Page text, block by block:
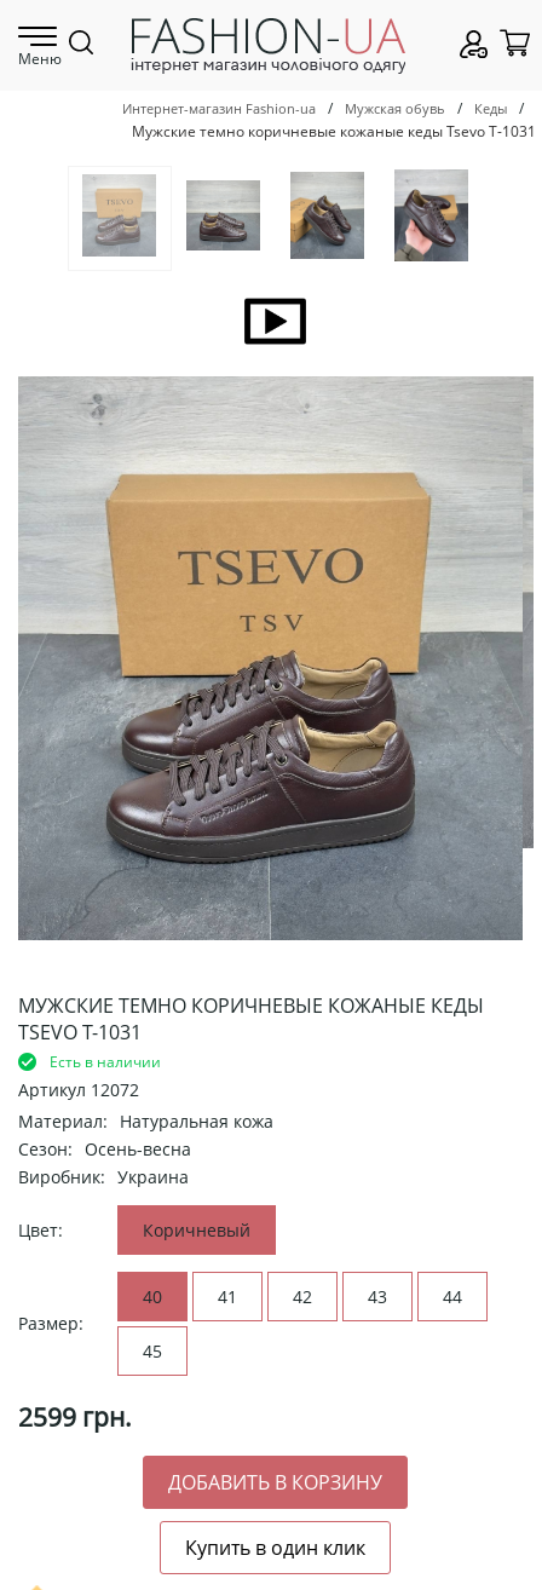
Меню
Интернет-магазин Fashion-ua / Мужская обувь / Кеды
/
Мужские темно коричневые кожаные кеды Tsevo Т-1031
МУЖСКИЕ ТЕМНО КОРИЧНЕВЫЕ КОЖАНЫЕ КЕДЫ
TSEVO Т-1031
Есть в наличии
Артикул 12072
Материал:
Натуральная кожа
Сезон: Осень-весна
Виробник: Украина
Цвет: Коричневый
Размер:
40 41 42 43 44
45
2599 грн.